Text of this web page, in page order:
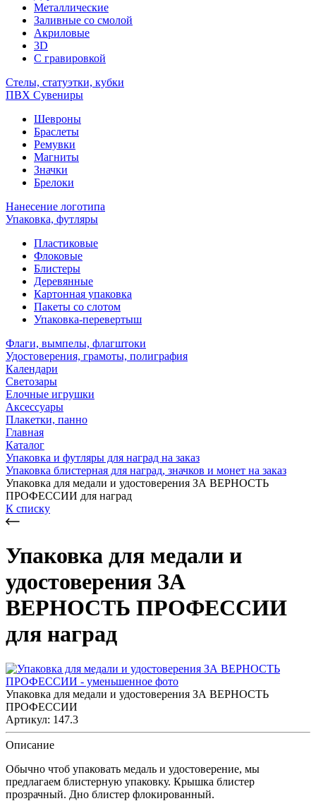
Металлические
Заливные со смолой
Акриловые
3D
C гравировкой
Стелы, статуэтки, кубки
ПВХ Сувениры
Шевроны
Браслеты
Ремувки
Магниты
Значки
Брелоки
Нанесение логотипа
Упаковка, футляры
Пластиковые
Флоковые
Блистеры
Деревянные
Картонная упаковка
Пакеты со слотом
Упаковка-перевертыш
Флаги, вымпелы, флагштоки
Удостоверения, грамоты, полиграфия
Календари
Светозары
Елочные игрушки
Аксессуары
Плакетки, панно
Главная
Каталог
Упаковка и футляры для наград на заказ
Упаковка блистерная для наград, значков и монет на заказ
Упаковка для медали и удостоверения ЗА ВЕРНОСТЬ
ПРОФЕССИИ для наград
К списку
Упаковка для медали и
удостоверения ЗА
ВЕРНОСТЬ ПРОФЕССИИ
для наград
Упаковка для медали и удостоверения ЗА ВЕРНОСТЬ
ПРОФЕССИИ
Артикул: 147.3
Описание
Обычно чтоб упаковать медаль и удостоверение, мы
предлагаем блистерную упаковку. Крышка блистер
прозрачный. Дно блистер флокированный.